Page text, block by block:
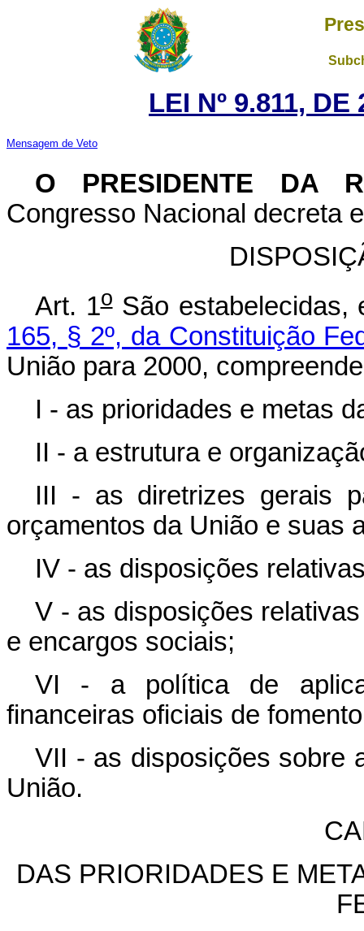
LEI Nº 9.811,
Mensagem de Veto
O PRESIDENTE DA
Congresso Nacional decreta
Art. 1oSão estabelecidas,
165, § 2º, da Constituição
União para 2000,
I - as prioridades e metas
II - a estrutura e
III - as diretrizes gerais
orçamentos da União e suas
IV - as disposições
V - as disposições
e encargos sociais;
VI - a política de
financeiras oficiais de
VII - as disposições sobre
União.
DAS PRIORIDADES E